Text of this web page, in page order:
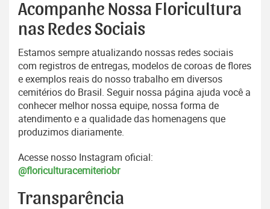
Acompanhe Nossa Floricultura
nas Redes Sociais
Estamos sempre atualizando nossas redes sociais
com registros de entregas, modelos de coroas de flores
e exemplos reais do nosso trabalho em diversos
cemitérios do Brasil. Seguir nossa página ajuda você a
conhecer melhor nossa equipe, nossa forma de
atendimento e a qualidade das homenagens que
produzimos diariamente.
Acesse nosso Instagram oficial:
@floriculturacemiteriobr
Transparência